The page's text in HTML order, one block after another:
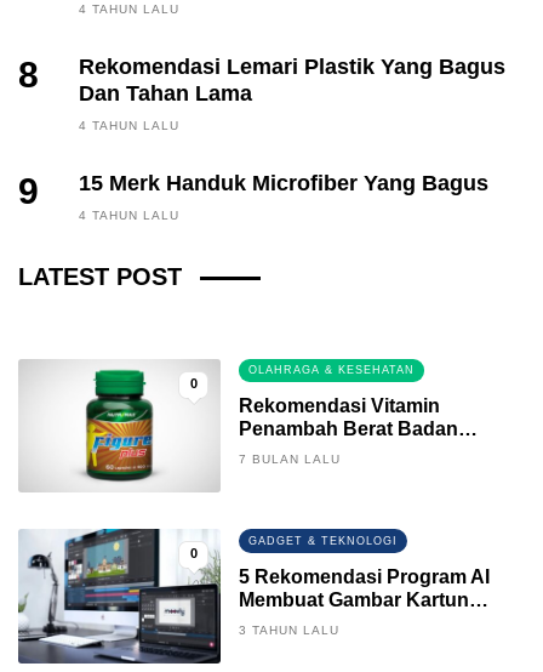
4 TAHUN LALU
8
Rekomendasi Lemari Plastik Yang Bagus
Dan Tahan Lama
4 TAHUN LALU
9 15 Merk Handuk Microfiber Yang Bagus
4 TAHUN LALU
LATEST POST
FINANCE, INVESTING
3 BULAN LALU
0
OLAHRAGA & KESEHATAN
Rekomendasi Vitamin
Penambah Berat Badan
Terbaik
7 BULAN LALU
0
GADGET & TEKNOLOGI
5 Rekomendasi Program AI
Membuat Gambar Kartun
Keren
3 TAHUN LALU